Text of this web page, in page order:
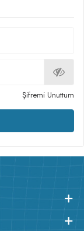
Şifremi Unuttum